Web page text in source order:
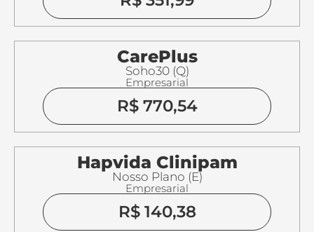
CarePlus
Soho30 (Q)
Empresarial
R$ 770,54
Hapvida Clinipam
Nosso Plano (E)
Empresarial
R$ 140,38